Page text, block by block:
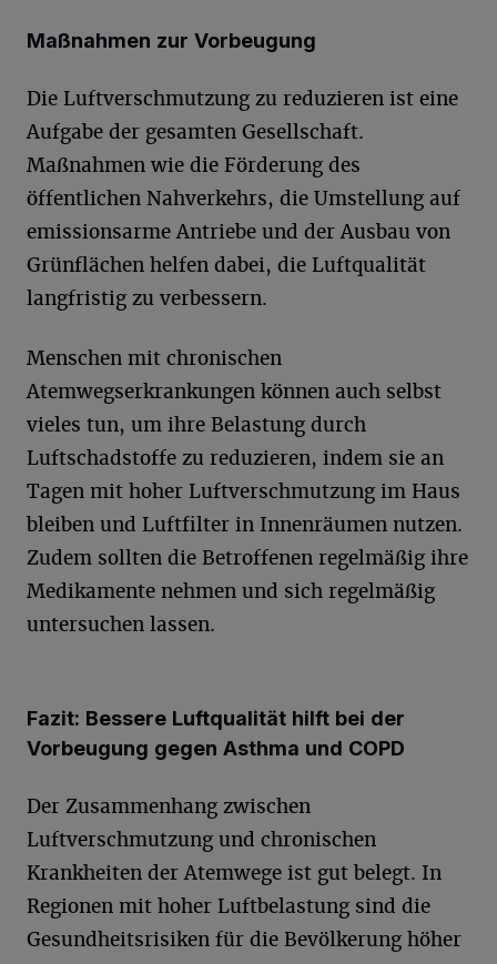
Maßnahmen zur Vorbeugung
Die Luftverschmutzung zu reduzieren ist eine
Aufgabe der gesamten Gesellschaft.
Maßnahmen wie die Förderung des
öffentlichen Nahverkehrs, die Umstellung auf
emissionsarme Antriebe und der Ausbau von
Grünflächen helfen dabei, die Luftqualität
langfristig zu verbessern.
Menschen mit chronischen
Atemwegserkrankungen können auch selbst
vieles tun, um ihre Belastung durch
Luftschadstoffe zu reduzieren, indem sie an
Tagen mit hoher Luftverschmutzung im Haus
bleiben und Luftfilter in Innenräumen nutzen.
Zudem sollten die Betroffenen regelmäßig ihre
Medikamente nehmen und sich regelmäßig
untersuchen lassen.
Fazit: Bessere Luftqualität hilft bei der
Vorbeugung gegen Asthma und COPD
Der Zusammenhang zwischen
Luftverschmutzung und chronischen
Krankheiten der Atemwege ist gut belegt. In
Regionen mit hoher Luftbelastung sind die
Gesundheitsrisiken für die Bevölkerung höher